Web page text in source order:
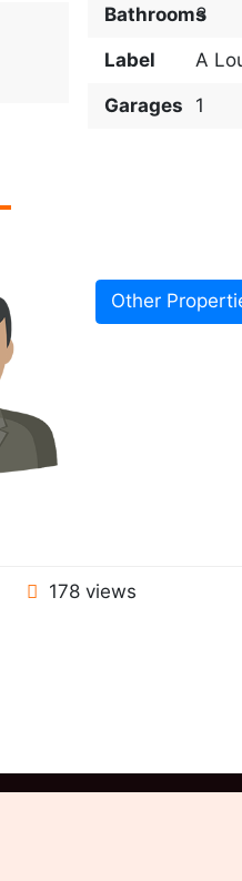
Bathrooms
3
Label A
Garages 1
Other
178 views